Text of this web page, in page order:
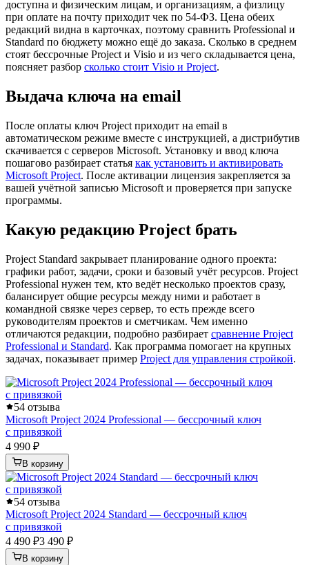
доступна и физическим лицам, и организациям, а физлицу
при оплате на почту приходит чек по 54-ФЗ. Цена обеих
редакций видна в карточках, поэтому сравнить Professional и
Standard по бюджету можно ещё до заказа. Сколько в среднем
стоят бессрочные Project и Visio и из чего складывается цена,
поясняет разбор сколько стоит Visio и Project.
Выдача ключа на email
После оплаты ключ Project приходит на email в
автоматическом режиме вместе с инструкцией, а дистрибутив
скачивается с серверов Microsoft. Установку и ввод ключа
пошагово разбирает статья как установить и активировать
Microsoft Project. После активации лицензия закрепляется за
вашей учётной записью Microsoft и проверяется при запуске
программы.
Какую редакцию Project брать
Project Standard закрывает планирование одного проекта:
графики работ, задачи, сроки и базовый учёт ресурсов. Project
Professional нужен тем, кто ведёт несколько проектов сразу,
балансирует общие ресурсы между ними и работает в
командной связке через сервер, то есть прежде всего
руководителям проектов и сметчикам. Чем именно
отличаются редакции, подробно разбирает сравнение Project
Professional и Standard. Как программа помогает на крупных
задачах, показывает пример Project для управления стройкой.
54 отзыва
Microsoft Project 2024 Professional — бессрочный ключ
с привязкой
4 990 ₽
В корзину
54 отзыва
Microsoft Project 2024 Standard — бессрочный ключ
с привязкой
4 490 ₽3 490 ₽
В корзину